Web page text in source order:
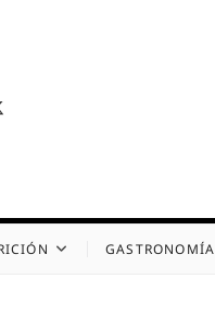
GASTRONOMÍA